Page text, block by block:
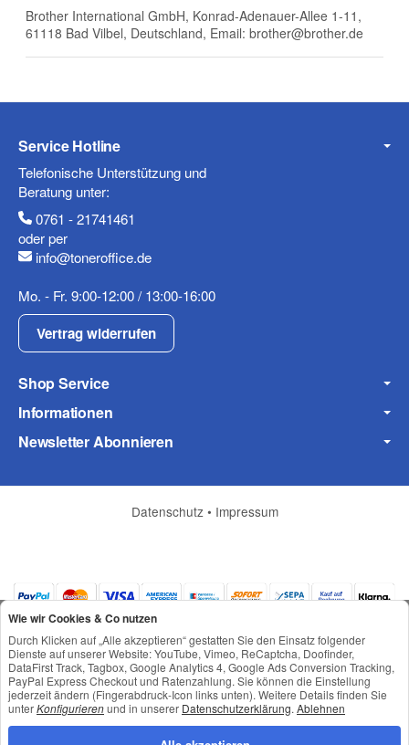
Mobiltelefon
Frage zum Artikel
Ihre Frage
Brother International GmbH, Konrad-Adenauer-Allee 1-11,
61118 Bad Vilbel, Deutschland, Email: brother@brother.de
Service Hotline
Telefonische Unterstützung und
Beratung unter:
0761 - 21741461
oder per
info@toneroffice.de
Mo. - Fr. 9:00-12:00 / 13:00-16:00
Vertrag widerrufen
Shop Service
Informationen
Newsletter Abonnieren
Datenschutz • Impressum
*Alle Preise inkl. gesetzlicher USt., zzgl.Versand
© © Toneroffice.de
Powered byJTL-Shop
Wie wir Cookies & Co nutzen
Durch Klicken auf „Alle akzeptieren“ gestatten Sie den Einsatz folgender
Dienste auf unserer Website: YouTube, Vimeo, ReCaptcha, Doofinder,
DataFirst Track, Tagbox, Google Analytics 4, Google Ads Conversion Tracking,
PayPal Express Checkout und Ratenzahlung. Sie können die Einstellung
jederzeit ändern (Fingerabdruck-Icon links unten). Weitere Details finden Sie
unterKonfigurierenund in unserer Datenschutzerklärung. Ablehnen